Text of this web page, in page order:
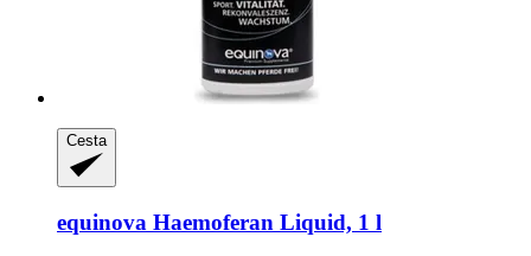
Cesta
equinova Haemoferan Liquid, 1 l